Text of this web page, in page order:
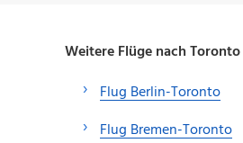
Weitere Flüge nach Toronto
Flug Berlin-Toronto
Flug Bremen-Toronto